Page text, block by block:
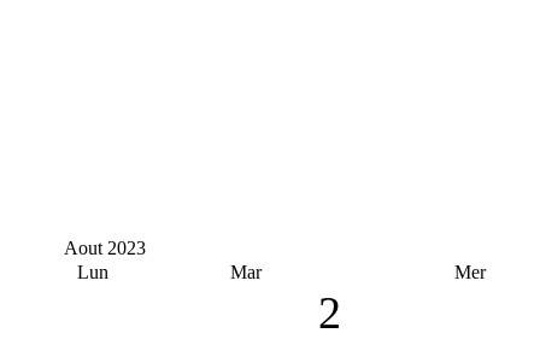
Aout 2023
Lun
Mar Mer
2